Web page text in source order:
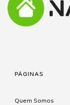
PÁGINAS
Quem Somos